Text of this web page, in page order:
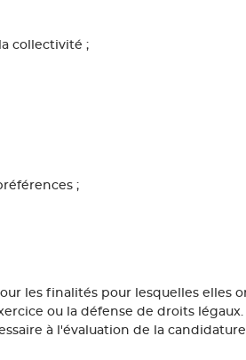
collectivité ;
;
les finalités pour lesquelles
ou la défense de droits
à l'évaluation de la